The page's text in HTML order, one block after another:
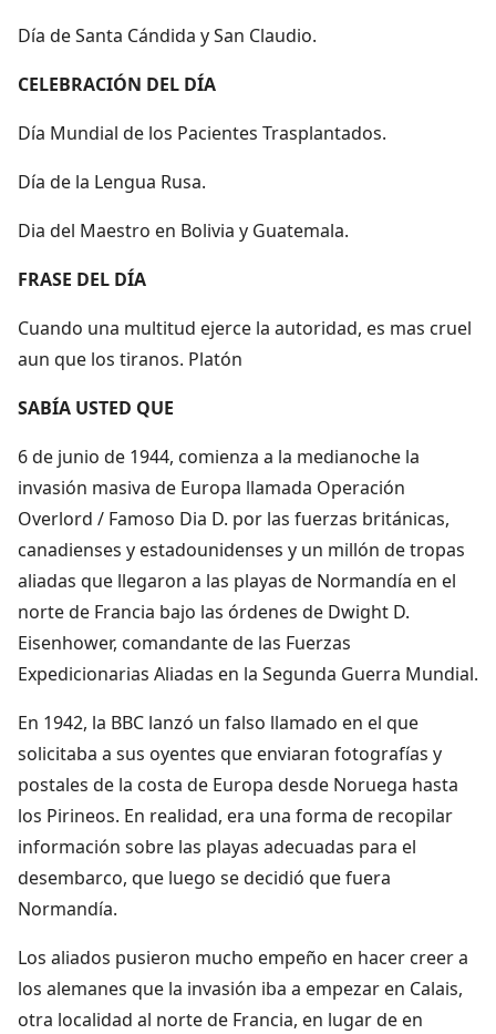
Día de Santa Cándida y San Claudio.
CELEBRACIÓN DEL DÍA
Día Mundial de los Pacientes Trasplantados.
Día de la Lengua Rusa.
Dia del Maestro en Bolivia y Guatemala.
FRASE DEL DÍA
Cuando una multitud ejerce la autoridad, es mas cruel
aun que los tiranos. Platón
SABÍA USTED QUE
6 de junio de 1944, comienza a la medianoche la
invasión masiva de Europa llamada Operación
Overlord / Famoso Dia D. por las fuerzas británicas,
canadienses y estadounidenses y un millón de tropas
aliadas que llegaron a las playas de Normandía en el
norte de Francia bajo las órdenes de Dwight D.
Eisenhower, comandante de las Fuerzas
Expedicionarias Aliadas en la Segunda Guerra Mundial.
En 1942, la BBC lanzó un falso llamado en el que
solicitaba a sus oyentes que enviaran fotografías y
postales de la costa de Europa desde Noruega hasta
los Pirineos. En realidad, era una forma de recopilar
información sobre las playas adecuadas para el
desembarco, que luego se decidió que fuera
Normandía.
Los aliados pusieron mucho empeño en hacer creer a
los alemanes que la invasión iba a empezar en Calais,
otra localidad al norte de Francia, en lugar de en